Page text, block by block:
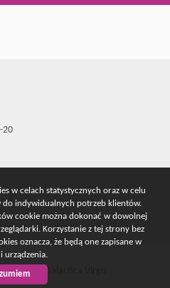
20
w celach statystycznych oraz w celu
do indywidualnych potrzeb klientów.
cookie można dokonać w dowolnej
Korzystanie z tej strony bez
oznacza, że będą one zapisane w
urządzenia.